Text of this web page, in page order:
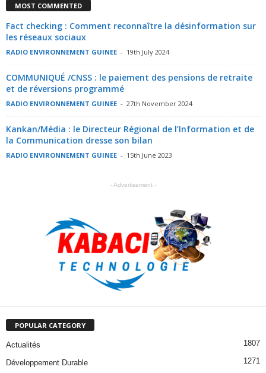
MOST COMMENTED
Fact checking : Comment reconnaître la désinformation sur
les réseaux sociaux
RADIO ENVIRONNEMENT GUINEE - 19th July 2024
COMMUNIQUÉ /CNSS : le paiement des pensions de retraite
et de réversions programmé
RADIO ENVIRONNEMENT GUINEE - 27th November 2024
Kankan/Média : le Directeur Régional de l’Information et de
la Communication dresse son bilan
RADIO ENVIRONNEMENT GUINEE - 15th June 2023
- Advertisement -
POPULAR CATEGORY
Actualités 1807
Développement Durable 1271